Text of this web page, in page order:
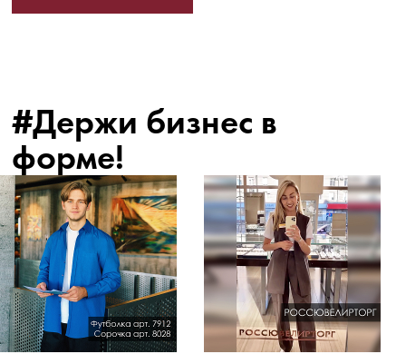
#Держи бизнес в
форме!